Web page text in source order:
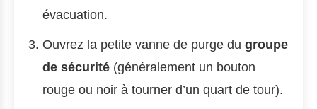
évacuation.
Ouvrez la petite vanne de purge du groupe
de sécurité (généralement un bouton
rouge ou noir à tourner d’un quart de tour).